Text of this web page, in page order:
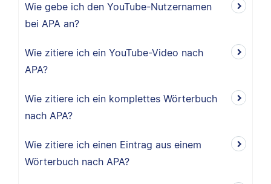
Wie gebe ich den YouTube-Nutzernamen
bei APA an?
Wie zitiere ich ein YouTube-Video nach
APA?
Wie zitiere ich ein komplettes Wörterbuch
nach APA?
Wie zitiere ich einen Eintrag aus einem
Wörterbuch nach APA?